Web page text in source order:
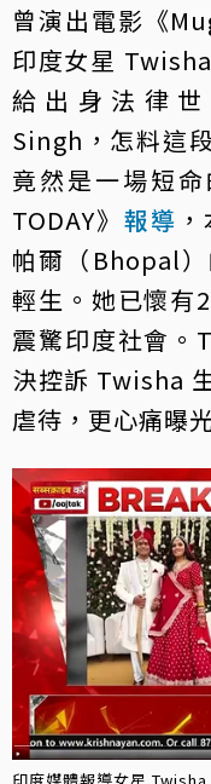
曾演出電影《
印度女星
給出身法律
Singh，怎料這
竟然是一場短
TODAY》 報導
帕爾（Bhopal
輕生。她已懷有
震驚印度社會。
決控訴 Twisha
虐待，更心痛曝
印度媒體報導女星